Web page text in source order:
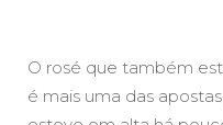
O rosé que também
é mais uma das